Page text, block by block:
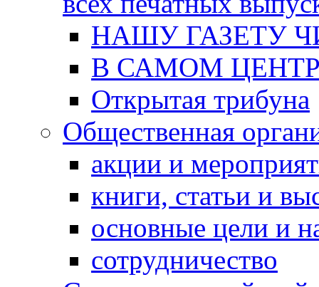
НАШУ ГАЗЕТУ
В САМОМ
Открытая трибуна
Общественная
акции и
книги, статьи и
основные цели и
сотрудничество